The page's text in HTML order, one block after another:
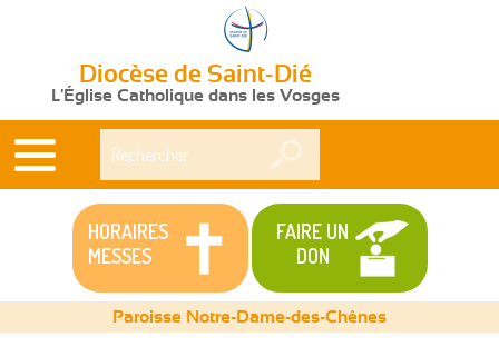
Diocèse de Saint-Dié
L'Église Catholique dans les Vosges
HORAIRES
MESSES
FAIRE UN
DON
Paroisse Notre-Dame-des-Chênes